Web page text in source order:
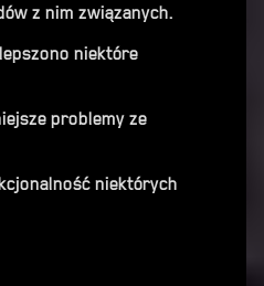
z nim związanych.
niektóre
problemy ze
niektórych